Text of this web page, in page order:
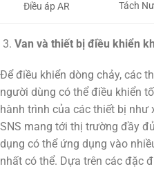
Điều áp AR Tách
Van và thiết bị điều khiển
Để điều khiển dòng chảy, các
người dùng có thể điều khiển
hành trình của các thiết bị như
SNS mang tới thị trường đầy
dụng có thể ứng dụng vào
nhất có thể. Dựa trên các đặc